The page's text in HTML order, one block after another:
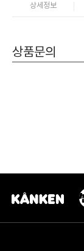
상세정보
상품문의